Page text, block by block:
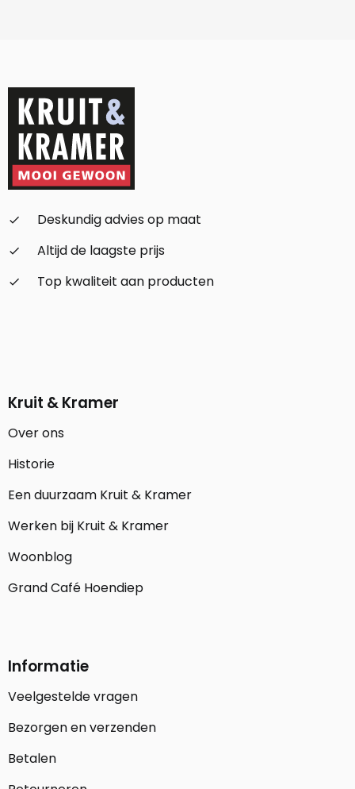
check_small
Deskundig advies op maat
check_small
Altijd de laagste prijs
check_small
Top kwaliteit aan producten
Kruit & Kramer
Over ons
Historie
Een duurzaam Kruit & Kramer
Werken bij Kruit & Kramer
Woonblog
Grand Café Hoendiep
Informatie
Veelgestelde vragen
Bezorgen en verzenden
Betalen